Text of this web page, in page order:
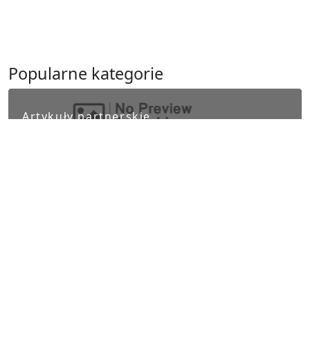
Popularne kategorie
Artykuły partnerskie